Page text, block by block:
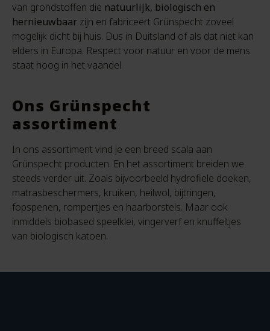
van grondstoffen die natuurlijk, biologisch en
hernieuwbaar zijn en fabriceert Grünspecht zoveel
mogelijk dicht bij huis. Dus in Duitsland of als dat niet kan
elders in Europa. Respect voor natuur en voor de mens
staat hoog in het vaandel.
Ons Grünspecht
assortiment
In ons assortiment vind je een breed scala aan
Grünspecht producten. En het assortiment breiden we
steeds verder uit. Zoals bijvoorbeeld hydrofiele doeken,
matrasbeschermers, kruiken, heilwol, bijtringen,
fopspenen, rompertjes en haarborstels. Maar ook
inmiddels biobased speelklei, vingerverf en knuffeltjes
van biologisch katoen.